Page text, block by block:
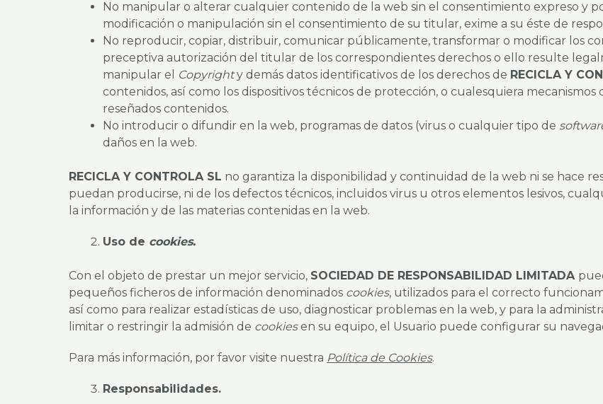
No manipular o alterar cualquier contenido de la web sin el consentimiento expreso y
modificación o manipulación sin el consentimiento de su titular, exime a su éste de
No reproducir, copiar, distribuir, comunicar públicamente, transformar o modificar los
preceptiva autorización del titular de los correspondientes derechos o ello resulte
manipular el
Copyrighty demás datos identificativos de los derechos de RECICLA Y
contenidos, así como los dispositivos técnicos de protección, o cualesquiera
reseñados contenidos.
No introducir o difundir en la web, programas de datos (virus o cualquier tipo de
daños en la web.
RECICLA Y CONTROLA SL no garantiza la disponibilidad y continuidad de la web ni se hace
puedan producirse, ni de los defectos técnicos, incluidos virus u otros elementos lesivos,
la información y de las materias contenidas en la web.
Uso de cookies.
Con el objeto de prestar un mejor servicio, SOCIEDAD DE RESPONSABILIDAD LIMITADA
pequeños ficheros de información denominados cookies, utilizados para el correcto
así como para realizar estadísticas de uso, diagnosticar problemas en la web, y para la
limitar o restringir la admisión de cookiesen su equipo, el Usuario puede configurar su
Para más información, por favor visite nuestra Política de Cookies.
Responsabilidades.